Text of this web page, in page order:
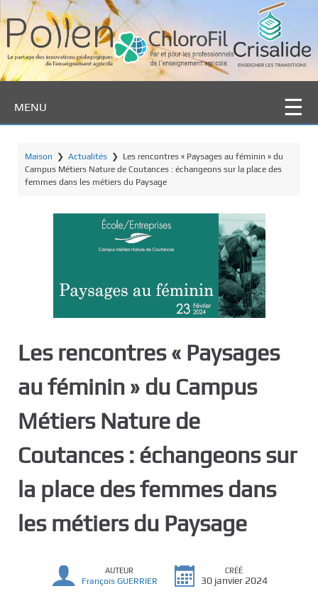
a
e
u
MENU
Maison ❯ Actualités ❯ Les rencontres « Paysages au féminin » du
Campus Métiers Nature de Coutances : échangeons sur la place des
femmes dans les métiers du Paysage
Les rencontres « Paysages
au féminin » du Campus
Métiers Nature de
Coutances : échangeons sur
la place des femmes dans
les métiers du Paysage
AUTEUR
François GUERRIER
CRÉÉ
30 janvier 2024